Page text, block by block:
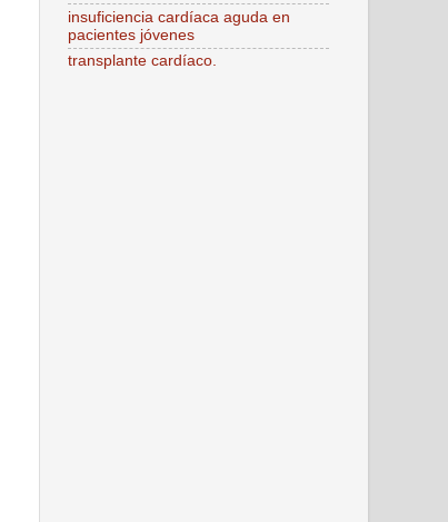
insuficiencia cardíaca aguda en
pacientes jóvenes
transplante cardíaco.